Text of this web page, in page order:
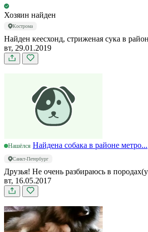
Хозяин найден
Кострома
Найден кеесхонд, стриженая сука в
вт, 29.01.2019
Нашёлся Найдена собака в районе метро...
Санкт-Петербург
Друзья! Не очень разбираюсь в
вт, 16.05.2017